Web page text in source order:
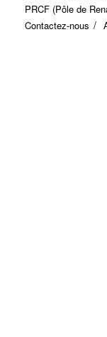
PRCF (Pôle de
Contactez-nous